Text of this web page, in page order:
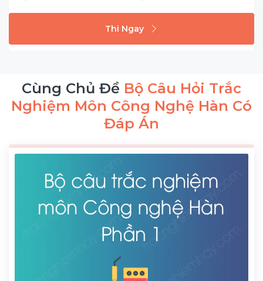
Thi Ngay
Cùng Chủ Đề Bộ Câu Hỏi Trắc
Nghiệm Môn Công Nghệ Hàn Có
Đáp Án